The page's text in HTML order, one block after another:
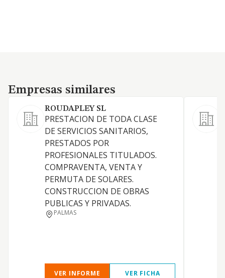
Empresas similares
Empresas similares
ROUDAPLEY SL
PRESTACION DE TODA CLASE
DE SERVICIOS SANITARIOS,
PRESTADOS POR
PROFESIONALES TITULADOS.
COMPRAVENTA, VENTA Y
PERMUTA DE SOLARES.
CONSTRUCCION DE OBRAS
PUBLICAS Y PRIVADAS.
PALMAS
VER INFORME VER FICHA